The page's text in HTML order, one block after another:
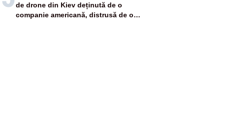
de drone din Kiev deținută de o
companie americană, distrusă de o